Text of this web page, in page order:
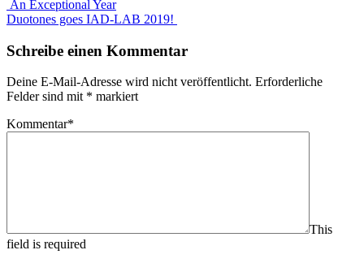
An Exceptional Year
Duotones goes IAD-LAB 2019!
Schreibe einen Kommentar
Deine E-Mail-Adresse wird nicht veröffentlicht. Erforderliche
Felder sind mit * markiert
Kommentar*
This
field is required